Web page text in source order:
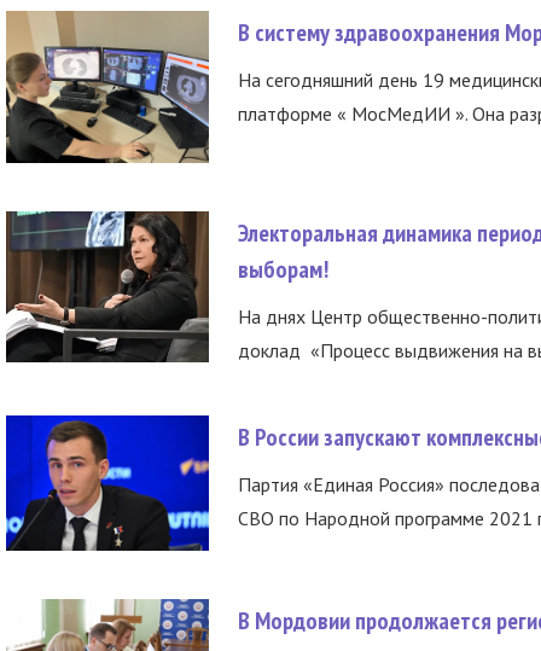
В систему здравоохранения
На сегодняшний день 19
платформе « МосМедИИ ». Она
Электоральная динамика
выборам!
На днях Центр общественно-
доклад «Процесс выдвижения на
В России запускают
Партия «Единая Россия»
СВО по Народной программе 2021
В Мордовии продолжается